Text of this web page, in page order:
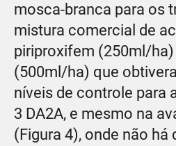
mosca-branca para os
mistura comercial de
piriproxifem (250ml/
(500ml/ha) que
níveis de controle para
3 DA2A, e mesmo na
(Figura 4), onde não há